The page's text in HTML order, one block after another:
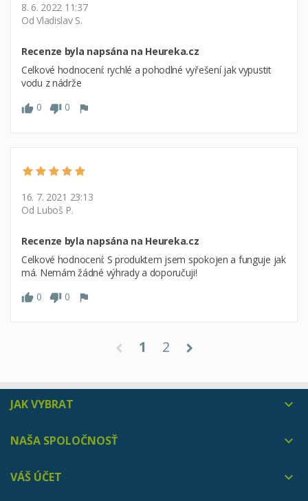
8. 6. 2022 11:37
Od Vladislav S.
Recenze byla napsána na Heureka.cz
Celkové hodnocení: rychlé a pohodlné vyřešení jak vypustit
vodu z nádrže
0
0
16. 7. 2021 23:13
Od Luboš P.
Recenze byla napsána na Heureka.cz
Celkové hodnocení: S produktem jsem spokojen a funguje jak
má. Nemám žádné výhrady a doporučuji!
0
0
chevron_left 1 2 chevron_right
JAK VYBRAT 
NAŠA SPOLOČNOSŤ 
VÁŠ ÚČET 